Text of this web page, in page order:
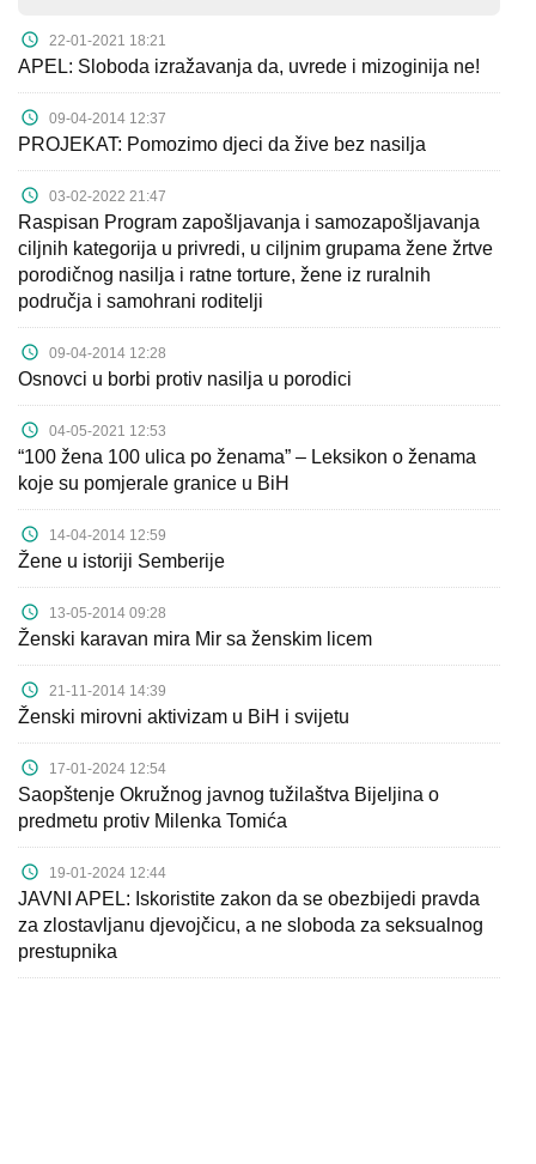
22-01-2021 18:21
APEL: Sloboda izražavanja da, uvrede i mizoginija ne!
09-04-2014 12:37
PROJEKAT: Pomozimo djeci da žive bez nasilja
03-02-2022 21:47
Raspisan Program zapošljavanja i samozapošljavanja
ciljnih kategorija u privredi, u ciljnim grupama žene žrtve
porodičnog nasilja i ratne torture, žene iz ruralnih
područja i samohrani roditelji
09-04-2014 12:28
Osnovci u borbi protiv nasilja u porodici
04-05-2021 12:53
“100 žena 100 ulica po ženama” – Leksikon o ženama
koje su pomjerale granice u BiH
14-04-2014 12:59
Žene u istoriji Semberije
13-05-2014 09:28
Ženski karavan mira Mir sa ženskim licem
21-11-2014 14:39
Ženski mirovni aktivizam u BiH i svijetu
17-01-2024 12:54
Saopštenje Okružnog javnog tužilaštva Bijeljina o
predmetu protiv Milenka Tomića
19-01-2024 12:44
JAVNI APEL: Iskoristite zakon da se obezbijedi pravda
za zlostavljanu djevojčicu, a ne sloboda za seksualnog
prestupnika